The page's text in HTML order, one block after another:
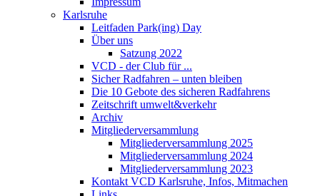
Karlsruhe
Leitfaden Park(ing) Day
Über uns
Satzung 2022
VCD - der Club für ...
Sicher Radfahren – unten bleiben
Die 10 Gebote des sicheren Radfahrens
Zeitschrift umwelt&verkehr
Archiv
Mitgliederversammlung
Mitgliederversammlung 2025
Mitgliederversammlung 2024
Mitgliederversammlung 2023
Kontakt VCD Karlsruhe, Infos, Mitmachen